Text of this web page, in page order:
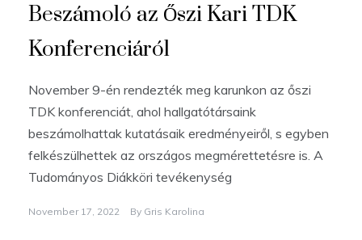
Beszámoló az Őszi Kari TDK
Konferenciáról
November 9-én rendezték meg karunkon az őszi
TDK konferenciát, ahol hallgatótársaink
beszámolhattak kutatásaik eredményeiről, s egyben
felkészülhettek az országos megmérettetésre is. A
Tudományos Diákköri tevékenység
November 17, 2022 By Gris Karolina